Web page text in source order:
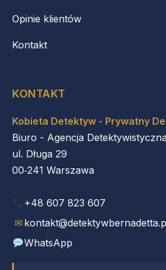
Opinie klientów
Kontakt
KONTAKT
Kobieta Detektyw - Prywatny
Biuro - Agencja
ul. Długa 29
00‑241 Warszawa
+48 607 823 607
✉
WhatsApp